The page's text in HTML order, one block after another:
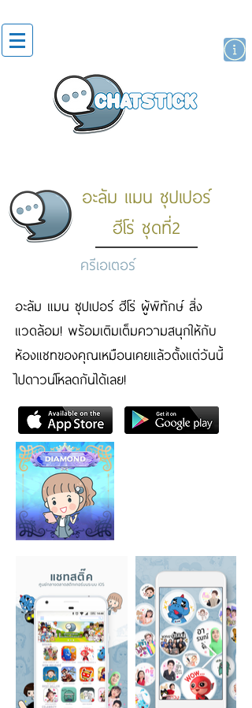
อะลัม แมน ซุปเปอร์
ฮีโร่ ชุดที่2
ครีเอเตอร์
อะลัม แมน ซุปเปอร์ ฮีโร่ ผู้พิทักษ์ สิ่ง
แวดล้อม! พร้อมเติมเต็มความสนุกให้กับ
ห้องแชทของคุณเหมือนเคยแล้วตั้งแต่วันนี้
ไปดาวน์โหลดกันได้เลย!